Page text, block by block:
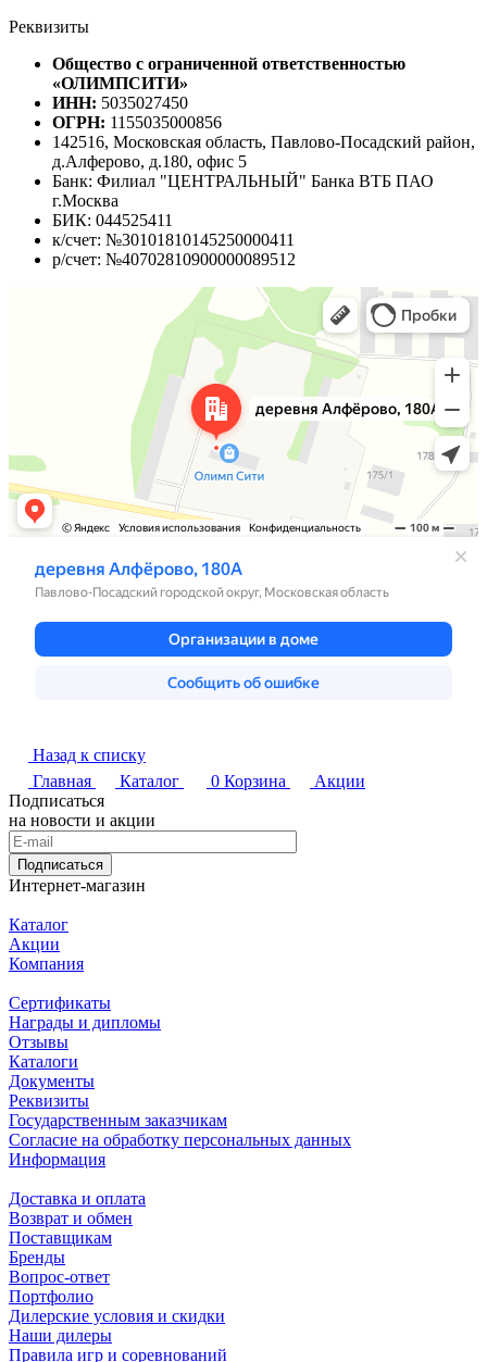
Реквизиты
Общество с ограниченной ответственностью
«ОЛИМПСИТИ»
ИНН: 5035027450
ОГРН: 1155035000856
142516, Московская область, Павлово-Посадский район,
д.Алферово, д.180, офис 5
Банк: Филиал "ЦЕНТРАЛЬНЫЙ" Банка ВТБ ПАО
г.Москва
БИК: 044525411
к/счет: №30101810145250000411
р/счет: №40702810900000089512
Назад к списку
Главная
Каталог 0 Корзина
Акции
Подписаться
на новости и акции
Подписаться
Интернет-магазин
Каталог
Акции
Компания
Сертификаты
Награды и дипломы
Отзывы
Каталоги
Документы
Реквизиты
Государственным заказчикам
Согласие на обработку персональных данных
Информация
Доставка и оплата
Возврат и обмен
Поставщикам
Бренды
Вопрос-ответ
Портфолио
Дилерские условия и скидки
Наши дилеры
Правила игр и соревнований